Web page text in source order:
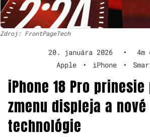
Zdroj: FrontPageTech
20. januára 2026 •
Apple
• iPhone •
iPhone 18 Pro
zmenu displeja a nové
technológie